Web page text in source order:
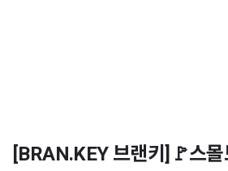
[BRAN.KEY 브랜키]🚩스몰